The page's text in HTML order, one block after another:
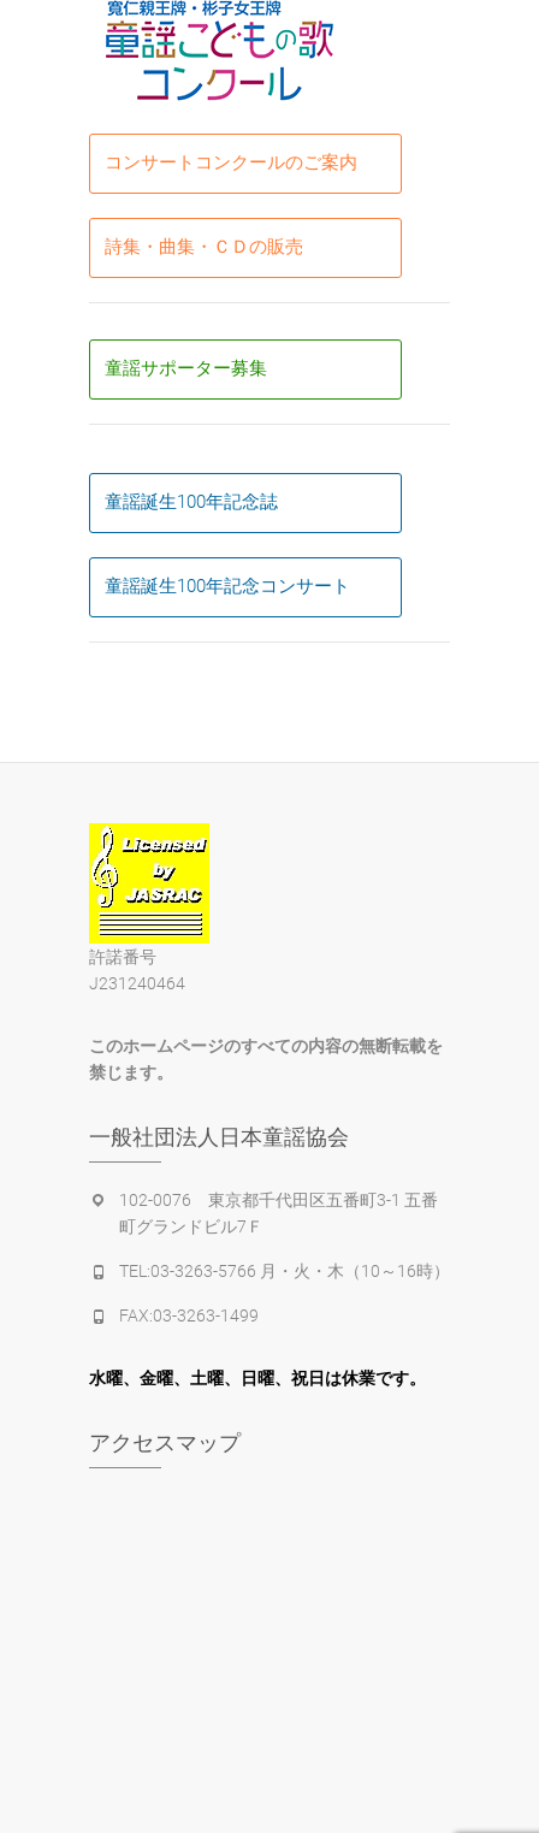
コンサートコンクールのご案内
詩集・曲集・ＣＤの販売
童謡サポーター募集
童謡誕生100年記念誌
童謡誕生100年記念コンサート
許諾番号
J231240464
このホームページのすべての内容の無断転載を
禁じます。
一般社団法人日本童謡協会
102-0076 東京都千代田区五番町3-1 五番
町グランドビル7Ｆ
TEL:03-3263-5766 月・火・木（10～16時）
FAX:03-3263-1499
水曜、金曜、土曜、日曜、祝日は休業です。
アクセスマップ